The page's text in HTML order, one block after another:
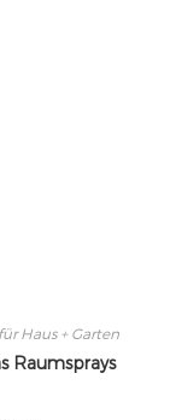
Haus + Garten
Raumsprays